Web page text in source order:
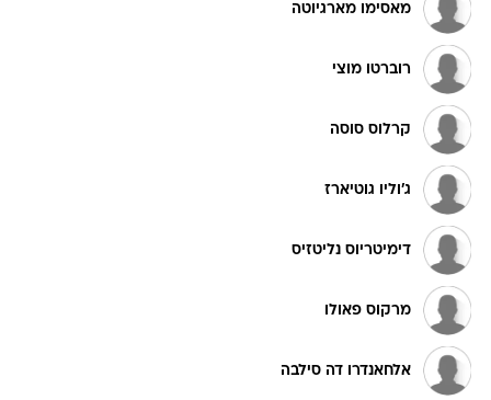
מאסימו מארגיוטה
רוברטו מוצי
קרלוס סוסה
ג'וליו גוטיארז
דימיטריוס נליטזיס
מרקוס פאולו
אלחאנדרו דה סילבה